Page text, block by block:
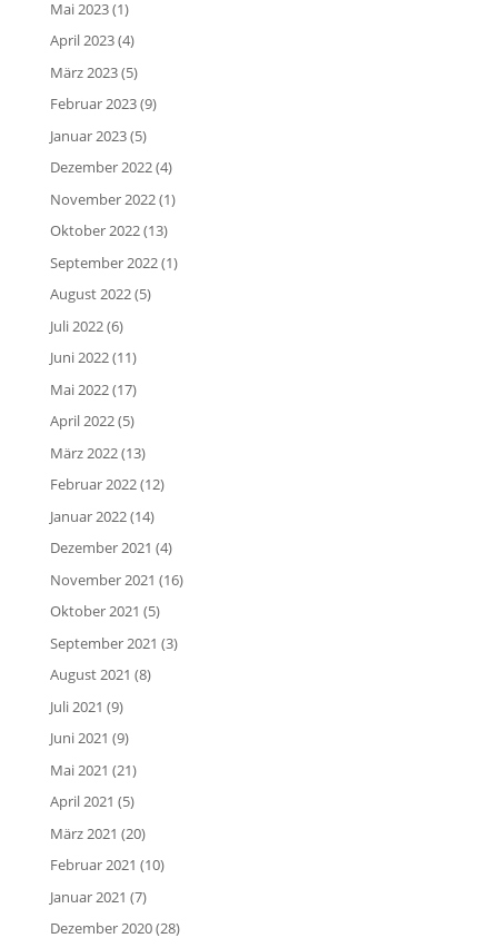
Mai 2023(1)
April 2023(4)
März 2023(5)
Februar 2023(9)
Januar 2023(5)
Dezember 2022(4)
November 2022(1)
Oktober 2022(13)
September 2022(1)
August 2022(5)
Juli 2022(6)
Juni 2022(11)
Mai 2022(17)
April 2022(5)
März 2022(13)
Februar 2022(12)
Januar 2022(14)
Dezember 2021 (4)
November 2021 (16)
Oktober 2021 (5)
September 2021 (3)
August 2021 (8)
Juli 2021 (9)
Juni 2021 (9)
Mai 2021 (21)
April 2021 (5)
März 2021 (20)
Februar 2021 (10)
Januar 2021 (7)
Dezember 2020(28)